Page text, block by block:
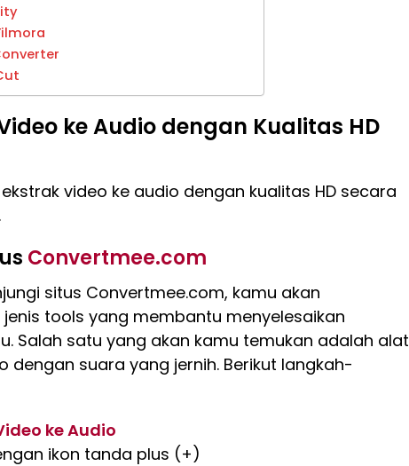
ke Audio dengan Kualitas HD
video ke audio dengan kualitas HD secara
Convertmee.com
situs Convertmee.com, kamu akan
tools yang membantu menyelesaikan
Salah satu yang akan kamu temukan adalah alat
dengan suara yang jernih. Berikut langkah-
ke Audio
ikon tanda plus (+)